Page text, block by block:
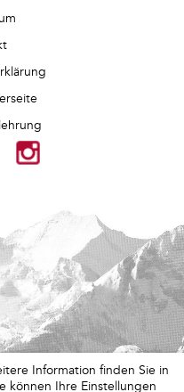
Information finden Sie in
können Ihre Einstellungen